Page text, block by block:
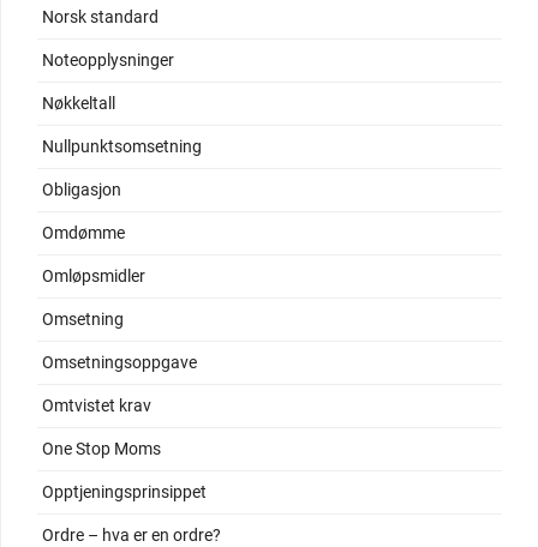
Norsk standard
Noteopplysninger
Nøkkeltall
Nullpunktsomsetning
Obligasjon
Omdømme
Omløpsmidler
Omsetning
Omsetningsoppgave
Omtvistet krav
One Stop Moms
Opptjeningsprinsippet
Ordre – hva er en ordre?